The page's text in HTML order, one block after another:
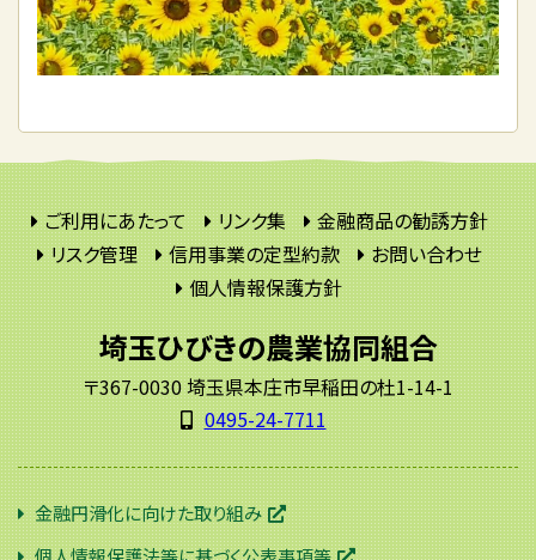
ご利用にあたって リンク集
金融商品の勧誘方針
リスク管理
信用事業の定型約款
お問い合わせ
個人情報保護方針
埼玉ひびきの農業協同組合
〒367-0030 埼玉県本庄市早稲田の杜1-14-1
0495-24-7711
金融円滑化に向けた取り組み